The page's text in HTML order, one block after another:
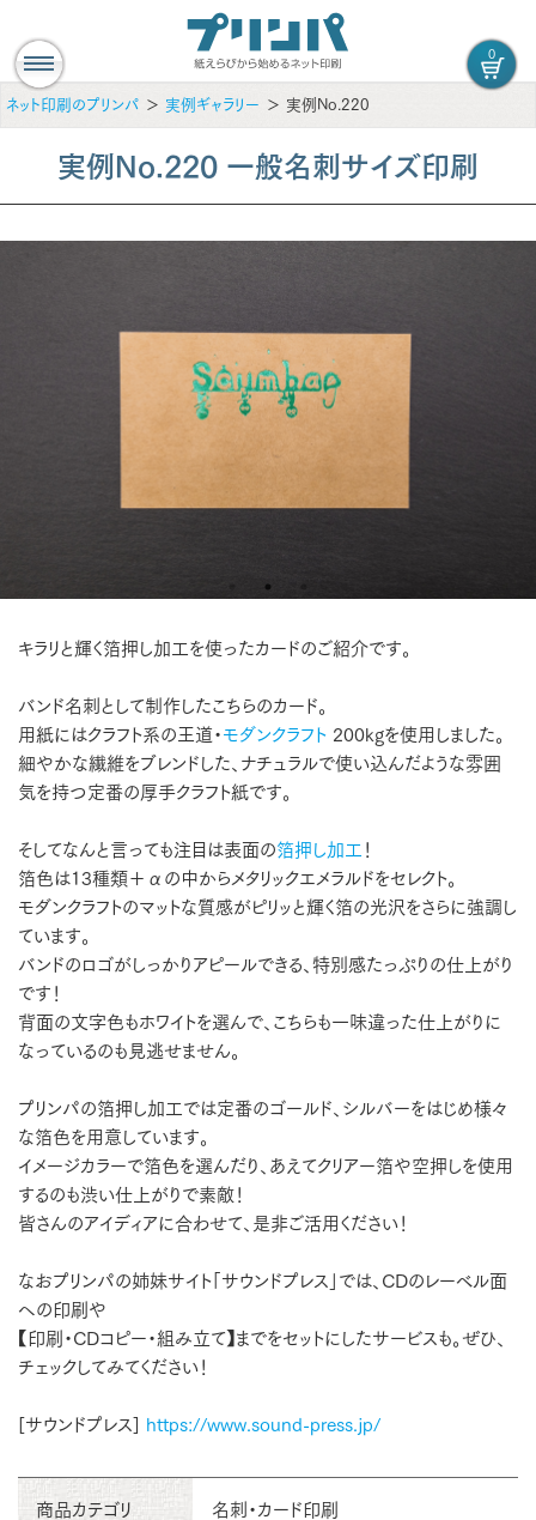
0
ネット印刷のプリンパ 実例ギャラリー 実例No.220
実例No.220 一般名刺サイズ印刷
キラリと輝く箔押し加工を使ったカードのご紹介です。
バンド名刺として制作したこちらのカード。
用紙にはクラフト系の王道・ モダンクラフト 200kgを使用しました。
細やかな繊維をブレンドした、ナチュラルで使い込んだような雰囲
気を持つ定番の厚手クラフト紙です。
そしてなんと言っても注目は表面の箔押し加工 ！
箔色は13種類＋αの中からメタリックエメラルドをセレクト。
モダンクラフトのマットな質感がピリッと輝く箔の光沢をさらに強調し
ています。
バンドのロゴがしっかりアピールできる、特別感たっぷりの仕上がり
です！
背面の文字色もホワイトを選んで、こちらも一味違った仕上がりに
なっているのも見逃せません。
プリンパの箔押し加工では定番のゴールド、シルバーをはじめ様々
な箔色を用意しています。
イメージカラーで箔色を選んだり、あえてクリアー箔や空押しを使用
するのも渋い仕上がりで素敵！
皆さんのアイディアに合わせて、是非ご活用ください！
なおプリンパの姉妹サイト「サウンドプレス」では、CDのレーベル面
への印刷や
【印刷・CDコピー・組み立て】までをセットにしたサービスも。ぜひ、
チェックしてみてください！
[サウンドプレス] https://www.sound-press.jp/
商品カテゴリ 名刺・カード印刷